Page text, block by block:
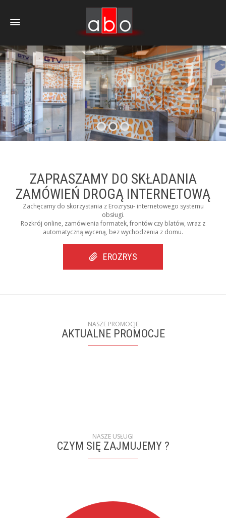
ZAPRASZAMY DO SKŁADANIA
ZAMÓWIEŃ DROGĄ INTERNETOWĄ
Zachęcamy do skorzystania z Erozrysu- internetowego systemu
obsługi.
Rozkrój online, zamówienia formatek, frontów czy blatów, wraz z
automatyczną wyceną, bez wychodzenia z domu.
EROZRYS
NASZE PROMOCJE
AKTUALNE PROMOCJE
NASZE USŁUGI
CZYM SIĘ ZAJMUJEMY ?